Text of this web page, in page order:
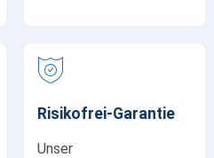
Risikofrei-Garantie
Unser